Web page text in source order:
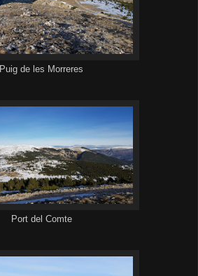
Puig de les Morreres
Port del Comte